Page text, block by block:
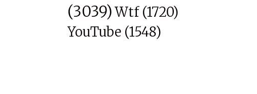
(3039)Wtf(1720)
YouTube(1548)